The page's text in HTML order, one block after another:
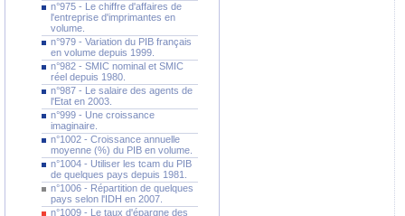
n°975 - Le chiffre d'affaires de
l'entreprise d'imprimantes en
volume.
n°979 - Variation du PIB français
en volume depuis 1999.
n°982 - SMIC nominal et SMIC
réel depuis 1980.
n°987 - Le salaire des agents de
l'Etat en 2003.
n°999 - Une croissance
imaginaire.
n°1002 - Croissance annuelle
moyenne (%) du PIB en volume.
n°1004 - Utiliser les tcam du PIB
de quelques pays depuis 1981.
n°1006 - Répartition de quelques
pays selon l'IDH en 2007.
n°1009 - Le taux d'épargne des